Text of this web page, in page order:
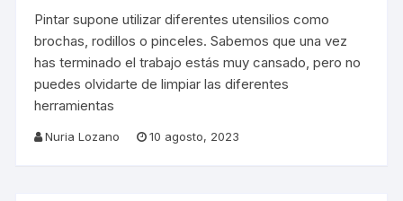
Pintar supone utilizar diferentes utensilios como
brochas, rodillos o pinceles. Sabemos que una vez
has terminado el trabajo estás muy cansado, pero no
puedes olvidarte de limpiar las diferentes
herramientas
Nuria Lozano 10 agosto, 2023